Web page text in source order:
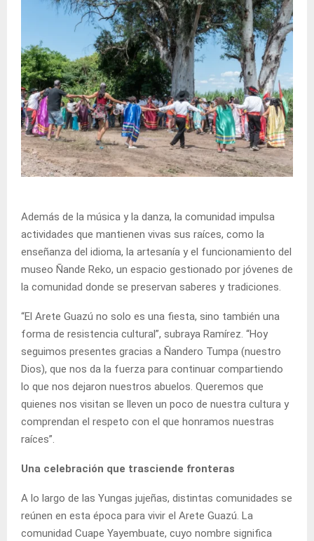
Además de la música y la danza, la comunidad impulsa
actividades que mantienen vivas sus raíces, como la
enseñanza del idioma, la artesanía y el funcionamiento del
museo Ñande Reko, un espacio gestionado por jóvenes de
la comunidad donde se preservan saberes y tradiciones.
“El Arete Guazú no solo es una fiesta, sino también una
forma de resistencia cultural”, subraya Ramírez. “Hoy
seguimos presentes gracias a Ñandero Tumpa (nuestro
Dios), que nos da la fuerza para continuar compartiendo
lo que nos dejaron nuestros abuelos. Queremos que
quienes nos visitan se lleven un poco de nuestra cultura y
comprendan el respeto con el que honramos nuestras
raíces”.
Una celebración que trasciende fronteras
A lo largo de las Yungas jujeñas, distintas comunidades se
reúnen en esta época para vivir el Arete Guazú. La
comunidad Cuape Yayembuate, cuyo nombre significa